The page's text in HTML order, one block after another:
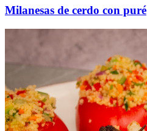
Milanesas de cerdo con puré